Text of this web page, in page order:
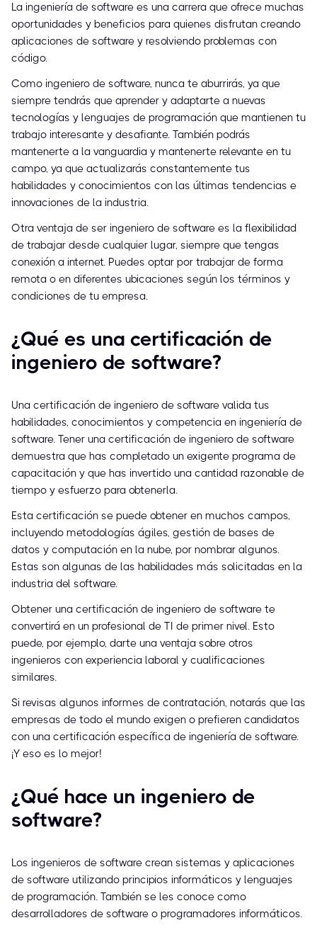
La ingeniería de software es una carrera que ofrece muchas
oportunidades y beneficios para quienes disfrutan creando
aplicaciones de software y resolviendo problemas con
código.
Como ingeniero de software, nunca te aburrirás, ya que
siempre tendrás que aprender y adaptarte a nuevas
tecnologías y lenguajes de programación que mantienen tu
trabajo interesante y desafiante. También podrás
mantenerte a la vanguardia y mantenerte relevante en tu
campo, ya que actualizarás constantemente tus
habilidades y conocimientos con las últimas tendencias e
innovaciones de la industria.
Otra ventaja de ser ingeniero de software es la flexibilidad
de trabajar desde cualquier lugar, siempre que tengas
conexión a internet. Puedes optar por trabajar de forma
remota o en diferentes ubicaciones según los términos y
condiciones de tu empresa.
¿Qué es una certificación de
ingeniero de software?
Una certificación de ingeniero de software valida tus
habilidades, conocimientos y competencia en ingeniería de
software. Tener una certificación de ingeniero de software
demuestra que has completado un exigente programa de
capacitación y que has invertido una cantidad razonable de
tiempo y esfuerzo para obtenerla.
Esta certificación se puede obtener en muchos campos,
incluyendo metodologías ágiles, gestión de bases de
datos y computación en la nube, por nombrar algunos.
Estas son algunas de las habilidades más solicitadas en la
industria del software.
Obtener una certificación de ingeniero de software te
convertirá en un profesional de TI de primer nivel. Esto
puede, por ejemplo, darte una ventaja sobre otros
ingenieros con experiencia laboral y cualificaciones
similares.
Si revisas algunos informes de contratación, notarás que las
empresas de todo el mundo exigen o prefieren candidatos
con una certificación específica de ingeniería de software.
¡Y eso es lo mejor!
¿Qué hace un ingeniero de
software?
Los ingenieros de software crean sistemas y aplicaciones
de software utilizando principios informáticos y lenguajes
de programación. También se les conoce como
desarrolladores de software o programadores informáticos.